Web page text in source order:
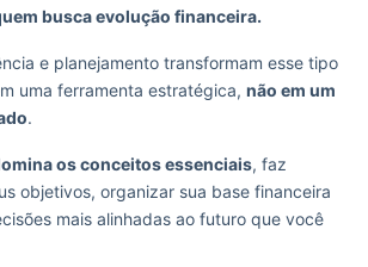
busca evolução financeira.
e planejamento transformam esse tipo
uma ferramenta estratégica, não em um
.
os conceitos essenciais, faz
objetivos, organizar sua base financeira
mais alinhadas ao futuro que você